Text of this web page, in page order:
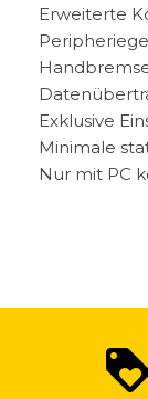
Erweiterte
Exklusive
Minimale
Nur mit PC